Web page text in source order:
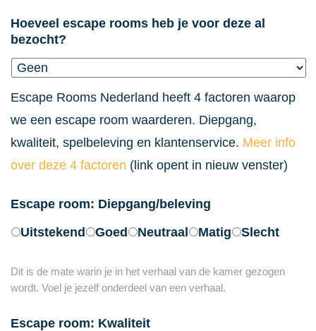
Hoeveel escape rooms heb je voor deze al
bezocht?
Escape Rooms Nederland heeft 4 factoren waarop
we een escape room waarderen. Diepgang,
kwaliteit, spelbeleving en klantenservice. Meer info
over deze 4 factoren (link opent in nieuw venster)
Escape room: Diepgang/beleving
Uitstekend
Goed Neutraal Matig Slecht
Dit is de mate warin je in het verhaal van de kamer gezogen
wordt. Voel je jezelf onderdeel van een verhaal.
Escape room: Kwaliteit